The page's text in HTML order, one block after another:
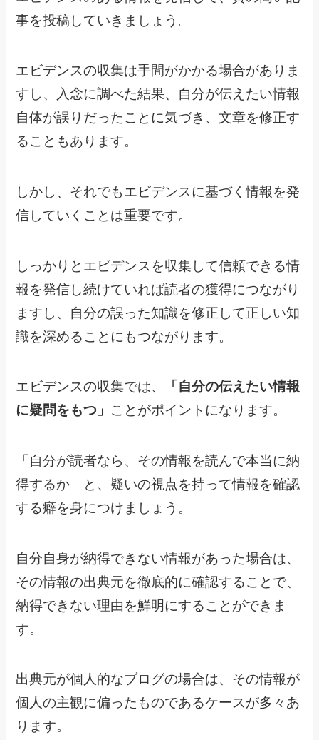
事を投稿していきましょう。
エビデンスの収集は手間がかかる場合がありま
すし、入念に調べた結果、自分が伝えたい情報
自体が誤りだったことに気づき、文章を修正す
ることもあります。
しかし、それでもエビデンスに基づく情報を発
信していくことは重要です。
しっかりとエビデンスを収集して信頼できる情
報を発信し続けていれば読者の獲得につながり
ますし、自分の誤った知識を修正して正しい知
識を深めることにもつながります。
エビデンスの収集では、
「自分の伝えたい情報
に疑問をもつ」 ことがポイントになります。
「自分が読者なら、その情報を読んで本当に納
得するか」と、疑いの視点を持って情報を確認
する癖を身につけましょう。
自分自身が納得できない情報があった場合は、
その情報の出典元を徹底的に確認することで、
納得できない理由を鮮明にすることができま
す。
出典元が個人的なブログの場合は、その情報が
個人の主観に偏ったものであるケースが多々あ
ります。